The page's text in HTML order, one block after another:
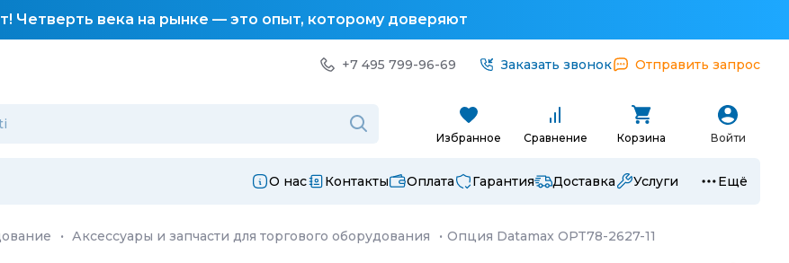
Четверть века на рынке — это опыт, которому доверяют
+7 495 799-96-69 Заказать звонок Отправить запрос
Избранное Сравнение Корзина Войти
О нас Контакты Оплата Гарантия Доставка Услуги Ещё
· Аксессуары и запчасти для торгового оборудования · Опция Datamax OPT78-2627-11